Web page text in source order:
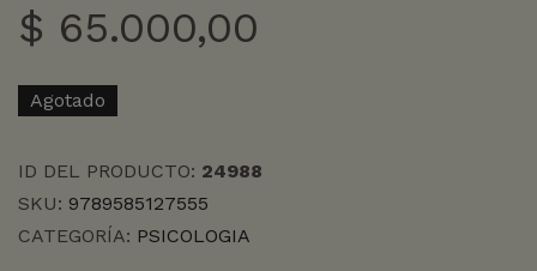
$ 65.000,00
Agotado
ID DEL PRODUCTO: 24988
SKU: 9789585127555
CATEGORÍA: PSICOLOGIA